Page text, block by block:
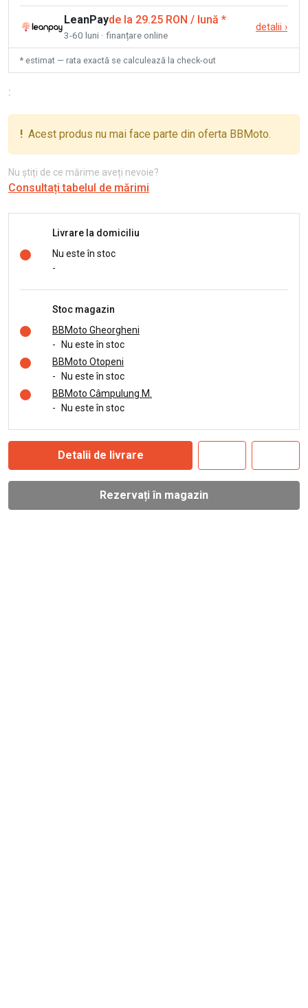
LeanPayde la 29.25 RON / lună *
3-60 luni · finanțare online
detalii ›
* estimat — rata exactă se calculează la check-out
:
! Acest produs nu mai face parte din oferta BBMoto.
Nu știți de ce mărime aveți nevoie?
Consultați tabelul de mărimi
Livrare la domiciliu
Nu este în stoc
-
Stoc magazin
BBMoto Gheorgheni
-
Nu este în stoc
BBMoto Otopeni
-
Nu este în stoc
BBMoto Câmpulung M.
-
Nu este în stoc
Detalii de livrare
Rezervați în magazin